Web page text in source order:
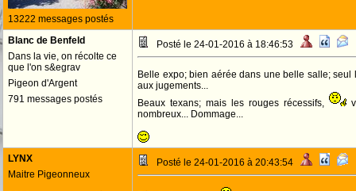
13222 messages postés
Blanc de Benfeld
Dans la vie, on récolte ce
que l'on s&egrav
Pigeon d'Argent
791 messages postés
Posté le 24-01-2016 à 18:46:53
Belle expo; bien aérée dans une belle salle;
aux jugements...
Beaux texans; mais les rouges récessifs,
nombreux... Dommage...
LYNX
Maitre Pigeonneux
Posté le 24-01-2016 à 20:43:54